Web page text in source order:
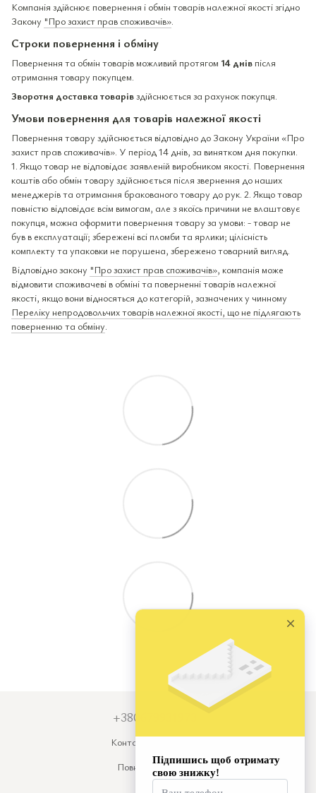
Компанія здійснює повернення і обмін товарів належної якості згідно
Закону "Про захист прав споживачів».
Строки повернення і обміну
Повернення та обмін товарів можливий протягом 14 днів після
отримання товару покупцем.
Зворотня доставка товарівздійснюється за рахунок покупця.
Умови повернення для товарів належної якості
Повернення товару здійснюється відповідно до Закону України «Про
захист прав споживачів». У період 14 днів, за винятком дня покупки.
1. Якщо товар не відповідає заявленій виробником якості. Повернення
коштів або обмін товару здійснюється після звернення до наших
менеджерів та отримання бракованого товару до рук. 2. Якщо товар
повністю відповідає всім вимогам, але з якоїсь причини не влаштовує
покупця, можна оформити повернення товару за умови: - товар не
був в експлуатації; збережені всі пломби та ярлики; цілісність
комплекту та упаковки не порушена, збережено товарний вигляд.
Відповідно закону "Про захист прав споживачів», компанія може
відмовити споживачеві в обміні та поверненні товарів належної
якості, якщо вони відносяться до категорій, зазначених у чинному
Переліку непродовольчих товарів належної якості, що не підлягають
поверненню та обміну.
+380679931973
Контактна інформація
Повна версія сайту